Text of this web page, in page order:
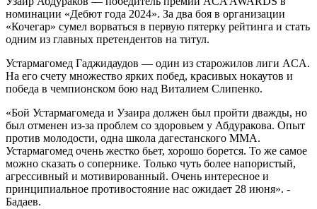
номинации «Дебют года 2024». За два боя в организации
«Кочегар» сумел ворваться в первую пятерку рейтинга и стать
одним из главных претендентов на титул.
Устармагомед Гаджидаудов — один из старожилов лиги ACA.
На его счету множество ярких побед, красивых нокаутов и
победа в чемпионском бою над Виталием Слипенко.
«Бой Устармагомеда и Узаира должен был пройти дважды, но
был отменен из-за проблем со здоровьем у Абдуракова. Опыт
против молодости, одна школа дагестанского ММА.
Устармагомед очень жестко бьет, хорошо борется. То же самое
можно сказать о сопернике. Только чуть более напористый,
агрессивный и мотивированный. Очень интересное и
принципиальное противостояние нас ожидает 28 июня». -
Бадаев.